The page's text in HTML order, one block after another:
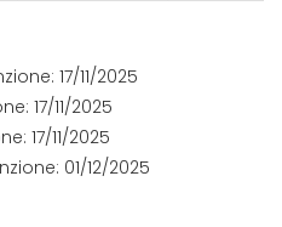
17/11/2025
17/11/2025
17/11/2025
01/12/2025